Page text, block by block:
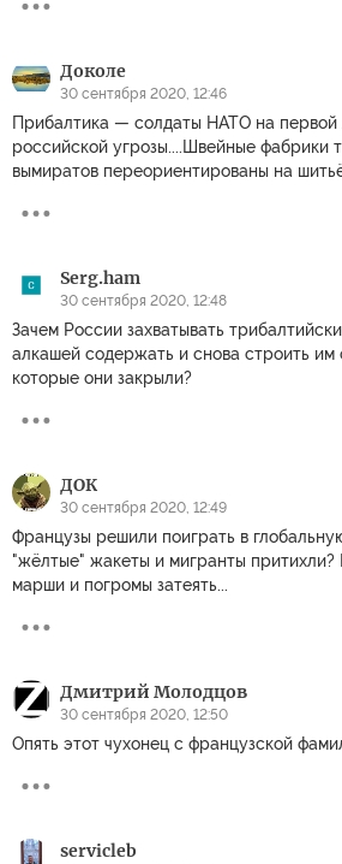
Доколе
30 сентября 2020, 12:46
Прибалтика — солдаты НАТО на первой
российской угрозы....Швейные фабрики
вымиратов переориентированы на
Serg.ham
30 сентября 2020, 12:48
Зачем России захватывать
алкашей содержать и снова строить им
которые они закрыли?
ДОК
30 сентября 2020, 12:49
Французы решили поиграть в
"жёлтые" жакеты и мигранты
марши и погромы затеять...
Дмитрий Молодцов
30 сентября 2020, 12:50
Опять этот чухонец с французской
servicleb